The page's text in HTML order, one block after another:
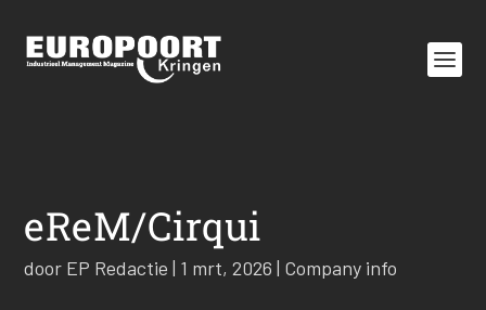
eReM/Cirqui
door EP Redactie | 1 mrt, 2026 | Company info